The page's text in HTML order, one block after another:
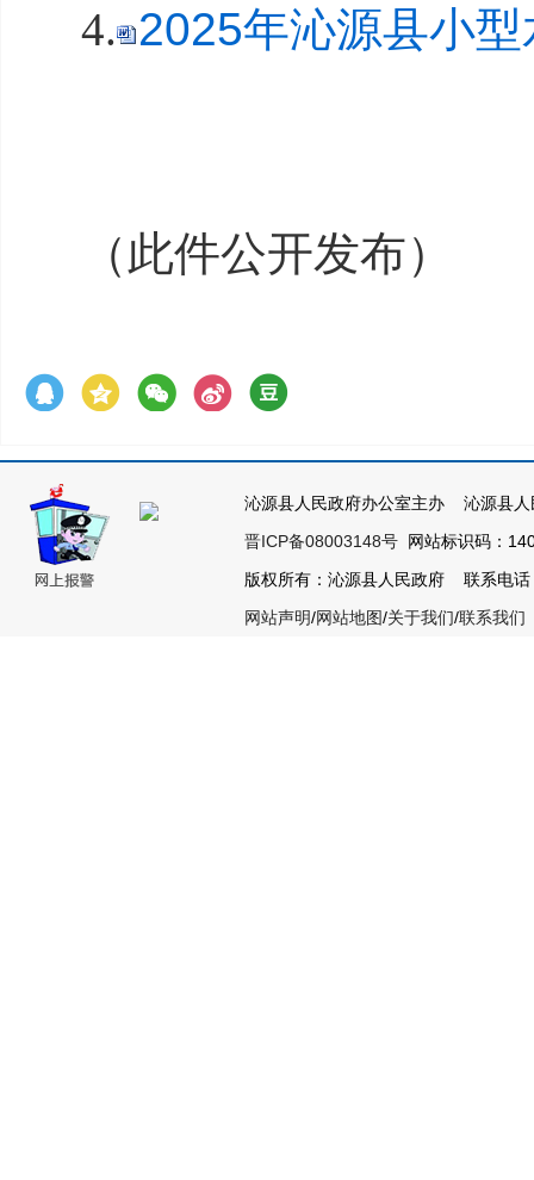
4. 2025年沁源县小
（此件公开发布）
沁源县人民政府办公室主办 沁源县
晋ICP备08003148号 网站标识码：
版权所有：沁源县人民政府 联系电
网站声明/网站地图/关于我们/联系我们